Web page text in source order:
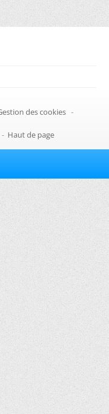
des cookies -
- Haut de page